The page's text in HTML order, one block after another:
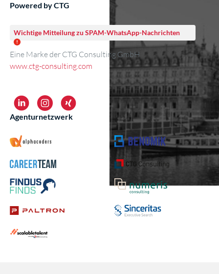
Powered by CTG
Wichtige Mitteilung zu SPAM-WhatsApp-Nachrichten
Eine Marke der CTG Consulting GmbH
www.ctg-consulting.com
Agenturnetzwerk